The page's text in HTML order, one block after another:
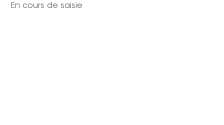
En cours de saisie